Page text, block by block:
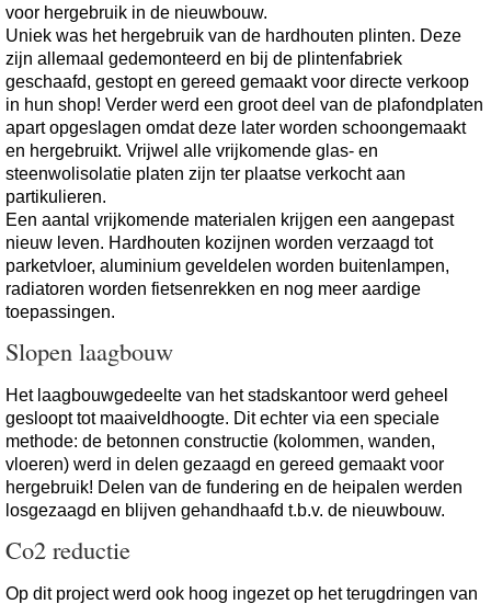
voor hergebruik in de nieuwbouw.
Uniek was het hergebruik van de hardhouten plinten. Deze
zijn allemaal gedemonteerd en bij de plintenfabriek
geschaafd, gestopt en gereed gemaakt voor directe verkoop
in hun shop! Verder werd een groot deel van de plafondplaten
apart opgeslagen omdat deze later worden schoongemaakt
en hergebruikt. Vrijwel alle vrijkomende glas- en
steenwolisolatie platen zijn ter plaatse verkocht aan
partikulieren.
Een aantal vrijkomende materialen krijgen een aangepast
nieuw leven. Hardhouten kozijnen worden verzaagd tot
parketvloer, aluminium geveldelen worden buitenlampen,
radiatoren worden fietsenrekken en nog meer aardige
toepassingen.
Slopen laagbouw
Het laagbouwgedeelte van het stadskantoor werd geheel
gesloopt tot maaiveldhoogte. Dit echter via een speciale
methode: de betonnen constructie (kolommen, wanden,
vloeren) werd in delen gezaagd en gereed gemaakt voor
hergebruik! Delen van de fundering en de heipalen werden
losgezaagd en blijven gehandhaafd t.b.v. de nieuwbouw.
Co2 reductie
Op dit project werd ook hoog ingezet op het terugdringen van